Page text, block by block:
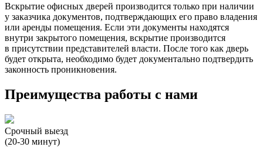
Вскрытие офисных дверей производится только при наличии
у заказчика документов, подтверждающих его право владения
или аренды помещения. Если эти документы находятся
внутри закрытого помещения, вскрытие производится
в присутствии представителей власти. После того как дверь
будет открыта, необходимо будет документально подтвердить
законность проникновения.
Преимущества работы с нами
Срочный выезд
(20-30 минут)